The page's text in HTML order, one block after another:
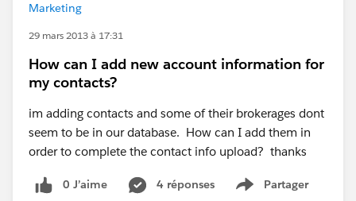
Marketing
29 mars 2013 à 17:31
How can I add new account information for
my contacts?
im adding contacts and some of their brokerages dont
seem to be in our database. How can I add them in
order to complete the contact info upload? thanks
0 J’aime 4 réponses Partager
Show menu